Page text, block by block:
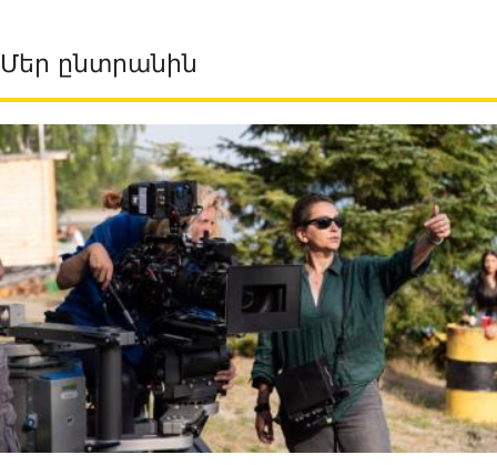
Մեր ընտրանին